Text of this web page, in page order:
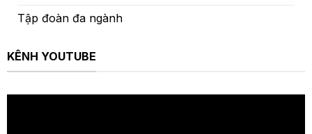
Tập đoàn đa ngành
KÊNH YOUTUBE